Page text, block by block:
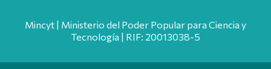
Mincyt | Ministerio del Poder Popular para Ciencia y
Tecnología | RIF: 20013038-5